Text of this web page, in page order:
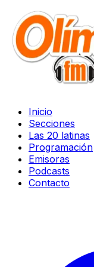
Inicio
Secciones
Las 20 latinas
Programación
Emisoras
Podcasts
Contacto